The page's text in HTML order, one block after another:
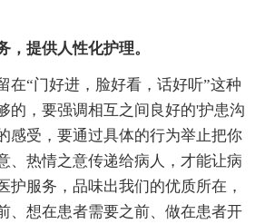
，提供人性化护理。
“门好进，脸好看，话好听”这种
的，要强调相互之间良好的'护患沟
感受，要通过具体的行为举止把你
、热情之意传递给病人，才能让病
护服务，品味出我们的优质所在，
、想在患者需要之前、做在患者开